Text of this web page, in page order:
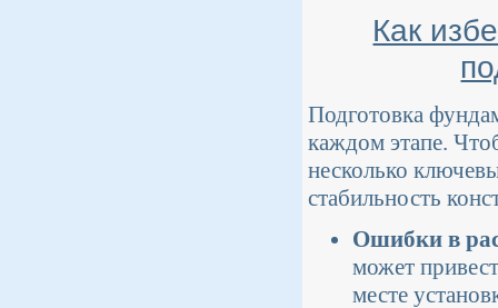
Как
Подготовка
каждом этапе.
несколько
стабильность
Ошибки в
может
месте